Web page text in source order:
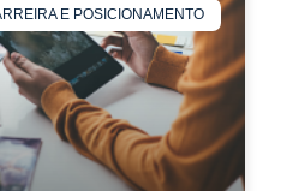
E POSICIONAMENTO